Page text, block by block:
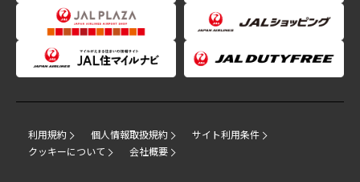
利用規約 個人情報取扱規約
サイト利用条件
クッキーについて
会社概要